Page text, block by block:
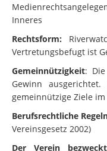
Inneres
Rechtsform:
Vertretungsbefugt ist
Gemeinnützigkeit:
Gewinn
gemeinnützige Ziele im
Berufsrechtliche
Vereinsgesetz 2002)
Der Verein